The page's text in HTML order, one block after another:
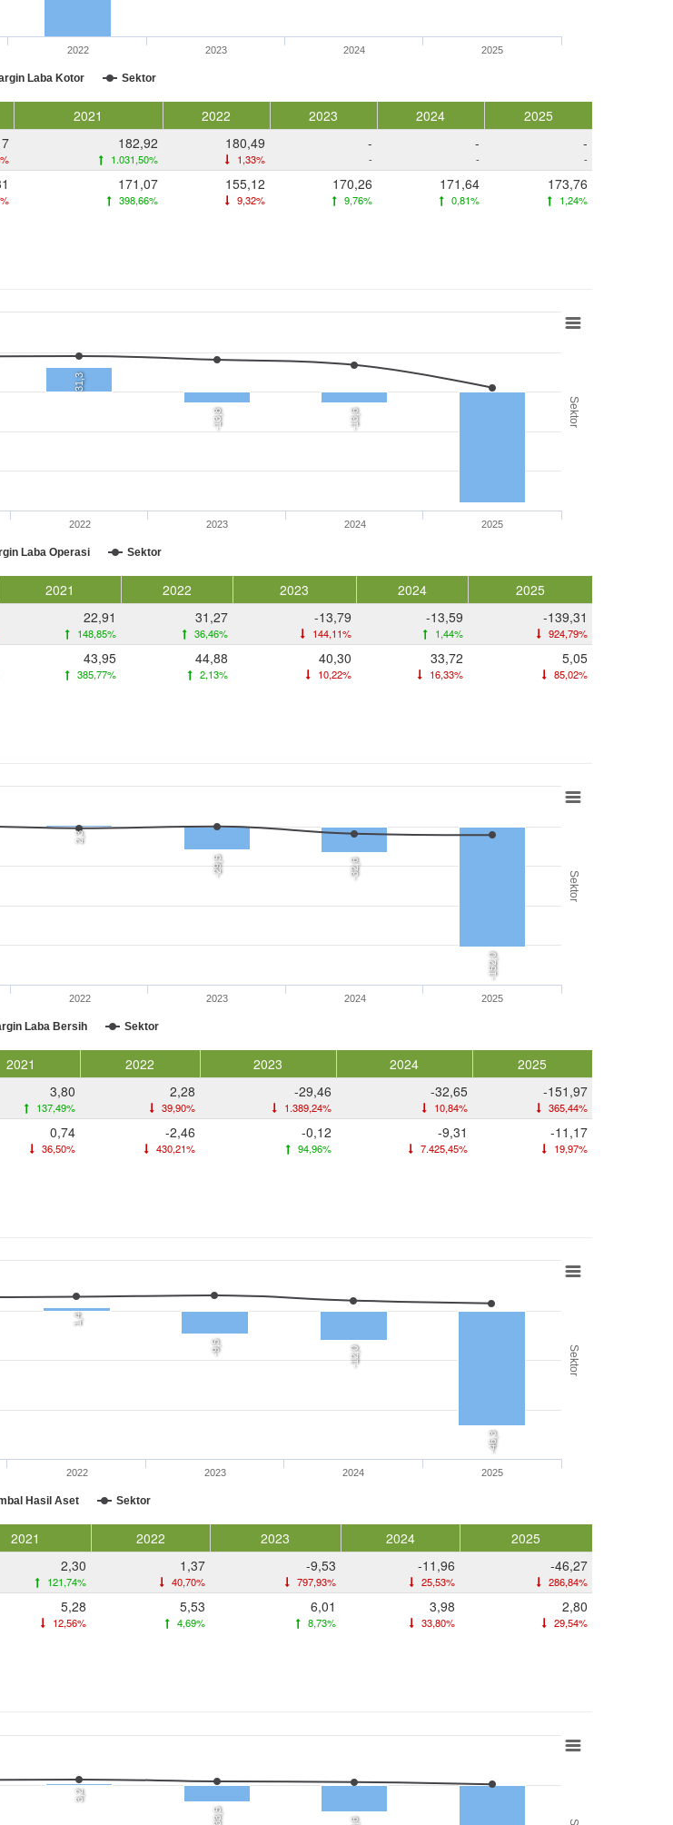
Laba Kotor Sektor
2022 2023 2024 2025
2021 2022 2023 2024
2025
182,92
1.031,50%
180,49
1,33%
-
-
-
-
-
-
171,07
398,66%
155,12
9,32%
170,26
9,76%
171,64
0,81%
173,76
1,24%
Sektor
31,3
-13,8 -13,6
Laba Operasi Sektor
2022 2023 2024 2025
2021 2022 2023 2024
2025
22,91
148,85%
31,27
36,46%
-13,79
144,11%
-13,59
1,44%
-139,31
924,79%
43,95
385,77%
44,88
2,13%
40,30
10,22%
33,72
16,33%
5,05
85,02%
Sektor
2,3
-29,5 -32,6
-152,0
Laba Bersih Sektor
2022 2023 2024 2025
2021 2022 2023 2024
2025
3,80
137,49%
2,28
39,90%
-29,46
1.389,24%
-32,65
10,84%
-151,97
365,44%
0,74
36,50%
-2,46
430,21%
-0,12
94,96%
-9,31
7.425,45%
-11,17
19,97%
Sektor
1,4
-9,5 -12,0
-46,3
Hasil Aset Sektor
2022 2023 2024 2025
2021 2022 2023 2024
2025
2,30
121,74%
1,37
40,70%
-9,53
797,93%
-11,96
25,53%
-46,27
286,84%
5,28
12,56%
5,53
4,69%
6,01
8,73%
3,98
33,80%
2,80
29,54%
3,2
-33,5